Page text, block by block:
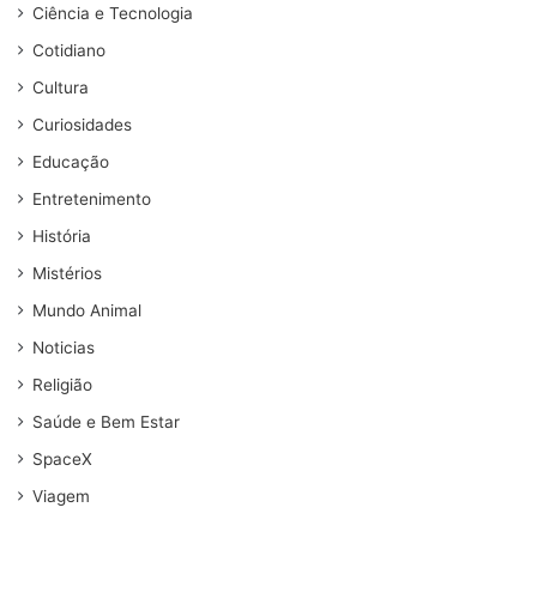
Ciência e Tecnologia
Cotidiano
Cultura
Curiosidades
Educação
Entretenimento
História
Mistérios
Mundo Animal
Noticias
Religião
Saúde e Bem Estar
SpaceX
Viagem